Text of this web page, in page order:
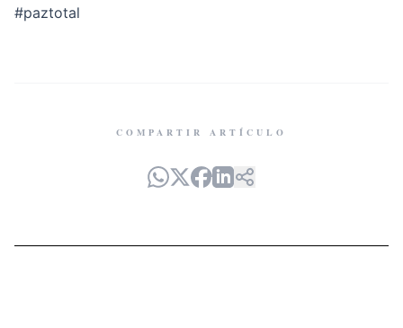
#paztotal
COMPARTIR ARTÍCULO